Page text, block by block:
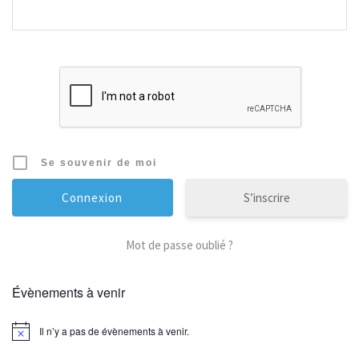
Se souvenir de moi
S’inscrire
Mot de passe oublié ?
Évènements à venir
Il n’y a pas de évènements à venir.